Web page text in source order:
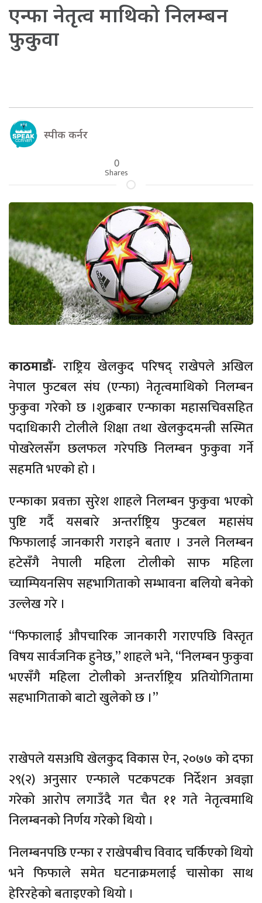
एन्फा नेतृत्व माथिको निलम्बन
फुकुवा
स्पीक कर्नर
0
Shares
काठमाडौं- राष्ट्रिय खेलकुद परिषद् राखेपले अखिल
नेपाल फुटबल संघ (एन्फा) नेतृत्वमाथिको निलम्बन
फुकुवा गरेको छ ।शुक्रबार एन्फाका महासचिवसहित
पदाधिकारी टोलीले शिक्षा तथा खेलकुदमन्त्री सस्मित
पोखरेलसँग छलफल गरेपछि निलम्बन फुकुवा गर्ने
सहमति भएको हो ।
एन्फाका प्रवक्ता सुरेश शाहले निलम्बन फुकुवा भएको
पुष्टि गर्दै यसबारे अन्तर्राष्ट्रिय फुटबल महासंघ
फिफालाई जानकारी गराइने बताए । उनले निलम्बन
हटेसँगै नेपाली महिला टोलीको साफ महिला
च्याम्पियनसिप सहभागिताको सम्भावना बलियो बनेको
उल्लेख गरे ।
“फिफालाई औपचारिक जानकारी गराएपछि विस्तृत
विषय सार्वजनिक हुनेछ,” शाहले भने, “निलम्बन फुकुवा
भएसँगै महिला टोलीको अन्तर्राष्ट्रिय प्रतियोगितामा
सहभागिताको बाटो खुलेको छ ।”
राखेपले यसअघि खेलकुद विकास ऐन, २०७७ को दफा
२९(२) अनुसार एन्फाले पटकपटक निर्देशन अवज्ञा
गरेको आरोप लगाउँदै गत चैत ११ गते नेतृत्वमाथि
निलम्बनको निर्णय गरेको थियो ।
निलम्बनपछि एन्फा र राखेपबीच विवाद चर्किएको थियो
भने फिफाले समेत घटनाक्रमलाई चासोका साथ
हेरिरहेको बताइएको थियो ।